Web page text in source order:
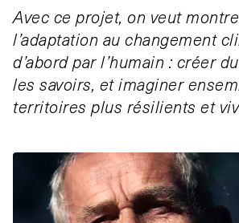
Avec ce projet, on veut
l’adaptation au changement
d’abord par l’humain : créer
les savoirs, et imaginer
territoires plus résilients et